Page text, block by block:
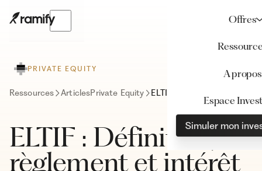
Offres
A propos
Espace
Simuler mon
PRIVATE EQUITY
Ressources ArticlesPrivate Equity
ELTIF : Définition,
règlement et intérêt